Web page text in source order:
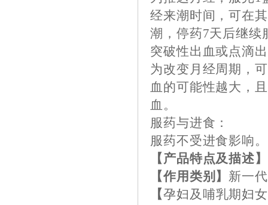
经来潮时间，可在
潮，停药7天后继续
突破性出血或点滴
为改变月经周期，
血的可能性越大，
血。
服药与进食：
服药不受进食影响。
【产品特点及描述】
【作用类别】 新一
【孕妇及哺乳期妇女